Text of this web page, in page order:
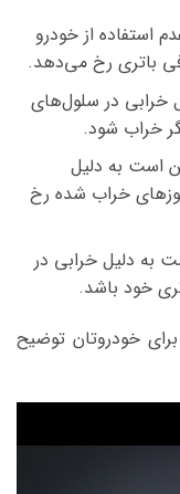
از خودرو
باتری رخ می‌دهد.
در سلول‌های
خراب شود.
به دلیل
خراب شده رخ
دلیل خرابی در
خود باشد.
خودروتان توضیح